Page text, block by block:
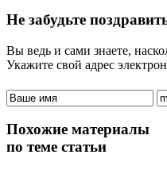
Не забудьте
Вы ведь и сами знаете,
Укажите свой адрес
Похожие материалы
по теме статьи